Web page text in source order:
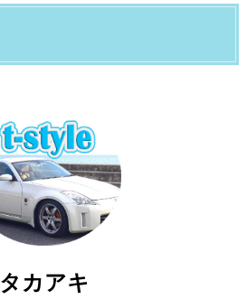
タカアキ